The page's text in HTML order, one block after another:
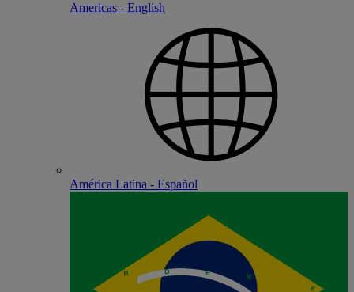
Americas - English
América Latina - Español